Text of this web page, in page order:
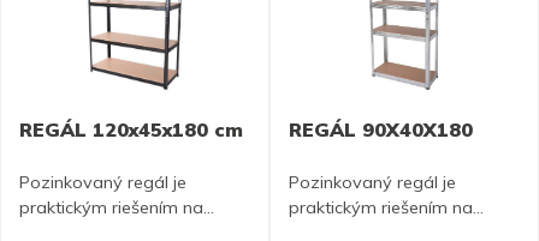
REGÁL 120x45x180 cm
Pozinkovaný regál je
praktickým riešením na
REGÁL 90X40X180
Pozinkovaný regál je
praktickým riešením na